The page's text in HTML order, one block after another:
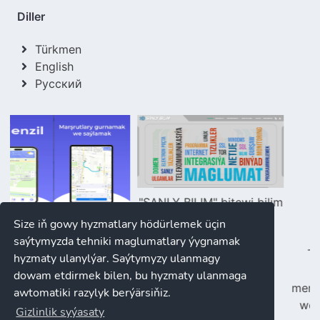
Size iň gowy hyzmatlary hödürlemek üçin
saýtymyzda tehniki maglumatlary ýygnamak
hyzmaty ulanylýar. Saýtymyzy ulanmagy
dowam etdirmek bilen, bu hyzmaty ulanmaga
awtomatiki razylyk berýärsiňiz.
Gizlinlik syýasaty
Diller
Türkmen
English
Русский
we
"SANLY BILIM" bitewi bilim
portaly
"SANLY BILIM"
Türkmenistanyň
ministrliginiň
merkezleşdirilen
we maglumatlar